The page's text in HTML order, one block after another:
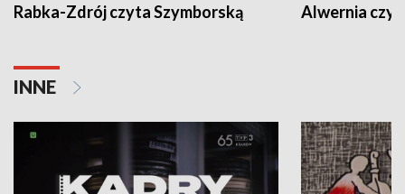
Rabka-Zdrój czyta Szymborską Alwernia
INNE